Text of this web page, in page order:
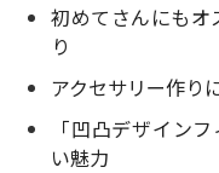
初めてさんにも
り
アクセサリー作り
「凹凸デザイン
い魅力